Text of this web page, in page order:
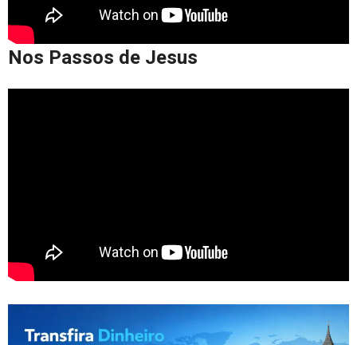
Nos Passos de Jesus